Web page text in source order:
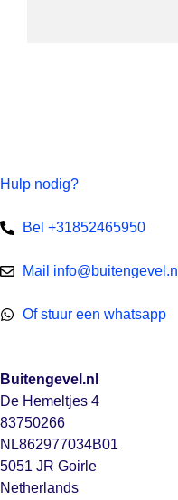
Hulp nodig?
Bel +31852465950
Mail info@buitengevel.nl
Of stuur een whatsapp
Buitengevel.nl
De Hemeltjes 4
83750266
NL862977034B01
5051 JR Goirle
Netherlands